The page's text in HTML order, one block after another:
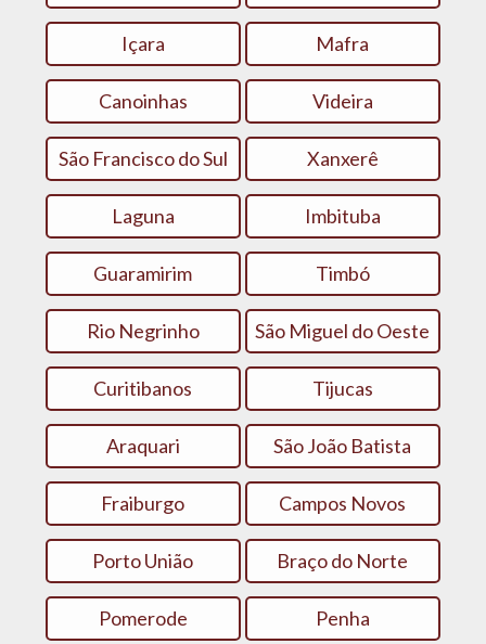
Içara Mafra
Canoinhas Videira
São Francisco do Sul Xanxerê
Laguna Imbituba
Guaramirim Timbó
Rio Negrinho São Miguel do Oeste
Curitibanos Tijucas
Araquari São João Batista
Fraiburgo Campos Novos
Porto União Braço do Norte
Pomerode Penha